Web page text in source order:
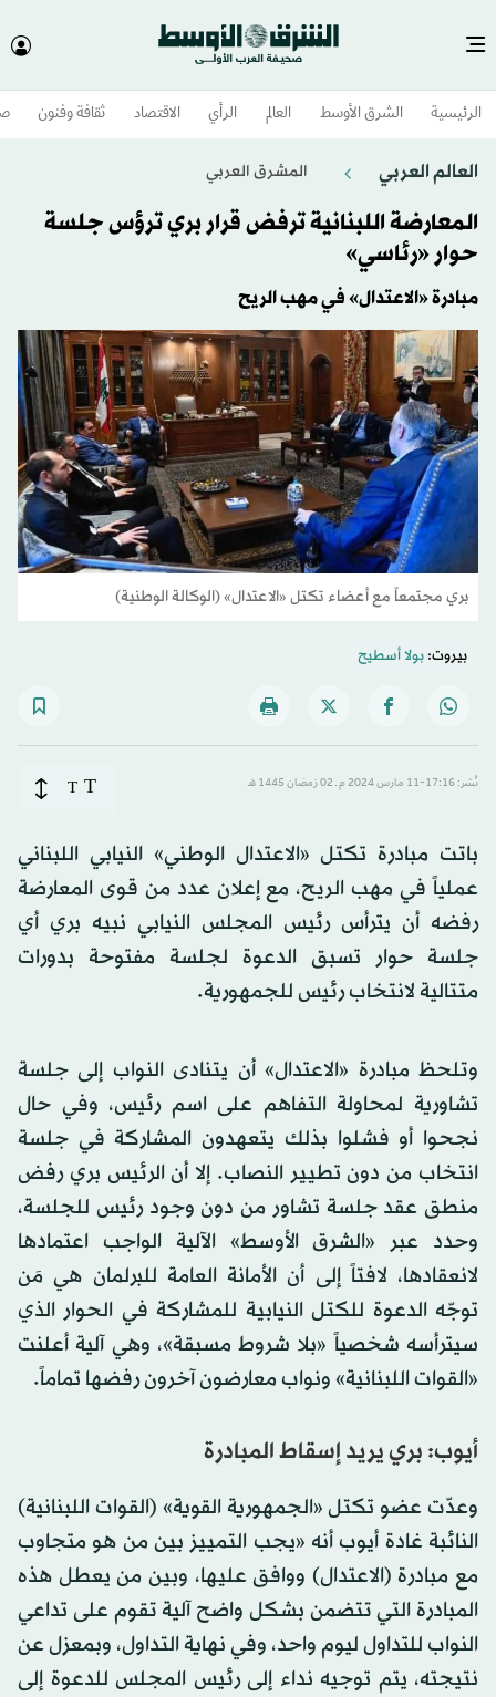
الرئيسية الشرق الأوسط​ العالم الرأي الاقتصاد ثقافة وفنون
العالم العربي المشرق العربي
المعارضة اللبنانية ترفض قرار بري ترؤس جلسة
حوار «رئاسي»
مبادرة «الاعتدال» في مهب الريح
بري مجتمعاً مع أعضاء تكتل «الاعتدال» (الوكالة الوطنية)
بيروت:بولا أسطيح
نُشر: 17:16-11 مارس 2024 م ـ 02 رَمضان 1445 هـ T
T
باتت مبادرة تكتل «الاعتدال الوطني» النيابي اللبناني
عملياً في مهب الريح، مع إعلان عدد من قوى المعارضة
رفضه أن يترأس رئيس المجلس النيابي نبيه بري أي
جلسة حوار تسبق الدعوة لجلسة مفتوحة بدورات
متتالية لانتخاب رئيس للجمهورية.
وتلحظ مبادرة «الاعتدال» أن يتنادى النواب إلى جلسة
تشاورية لمحاولة التفاهم على اسم رئيس، وفي حال
نجحوا أو فشلوا بذلك يتعهدون المشاركة في جلسة
انتخاب من دون تطيير النصاب. إلا أن الرئيس بري رفض
منطق عقد جلسة تشاور من دون وجود رئيس للجلسة،
وحدد عبر «الشرق الأوسط» الآلية الواجب اعتمادها
لانعقادها، لافتاً إلى أن الأمانة العامة للبرلمان هي مَن
توجّه الدعوة للكتل النيابية للمشاركة في الحوار الذي
سيترأسه شخصياً «بلا شروط مسبقة»، وهي آلية أعلنت
«القوات اللبنانية» ونواب معارضون آخرون رفضها تماماً.
أيوب: بري يريد إسقاط المبادرة
وعدّت عضو تكتل «الجمهورية القوية» (القوات اللبنانية)
النائبة غادة أيوب أنه «يجب التمييز بين من هو متجاوب
مع مبادرة (الاعتدال) ووافق عليها، وبين من يعطل هذه
المبادرة التي تتضمن بشكل واضح آلية تقوم على تداعي
النواب للتداول ليوم واحد، وفي نهاية التداول، وبمعزل عن
نتيجته، يتم توجيه نداء إلى رئيس المجلس للدعوة إلى